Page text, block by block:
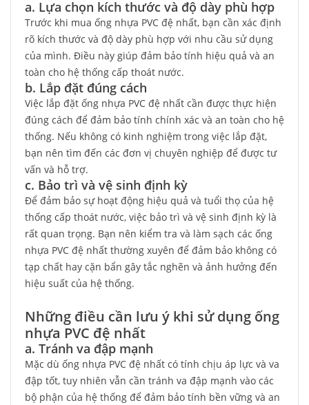
a. Lựa chọn kích thước và độ dày phù hợp
Trước khi mua ống nhựa PVC đệ nhất, bạn cần xác định
rõ kích thước và độ dày phù hợp với nhu cầu sử dụng
của mình. Điều này giúp đảm bảo tính hiệu quả và an
toàn cho hệ thống cấp thoát nước.
b. Lắp đặt đúng cách
Việc lắp đặt ống nhựa PVC đệ nhất cần được thực hiện
đúng cách để đảm bảo tính chính xác và an toàn cho hệ
thống. Nếu không có kinh nghiệm trong việc lắp đặt,
bạn nên tìm đến các đơn vị chuyên nghiệp để được tư
vấn và hỗ trợ.
c. Bảo trì và vệ sinh định kỳ
Để đảm bảo sự hoạt động hiệu quả và tuổi thọ của hệ
thống cấp thoát nước, việc bảo trì và vệ sinh định kỳ là
rất quan trọng. Bạn nên kiểm tra và làm sạch các ống
nhựa PVC đệ nhất thường xuyên để đảm bảo không có
tạp chất hay cặn bẩn gây tắc nghẽn và ảnh hưởng đến
hiệu suất của hệ thống.
Những điều cần lưu ý khi sử dụng ống
nhựa PVC đệ nhất
a. Tránh va đập mạnh
Mặc dù ống nhựa PVC đệ nhất có tính chịu áp lực và va
đập tốt, tuy nhiên vẫn cần tránh va đập mạnh vào các
bộ phận của hệ thống để đảm bảo tính bền vững và an